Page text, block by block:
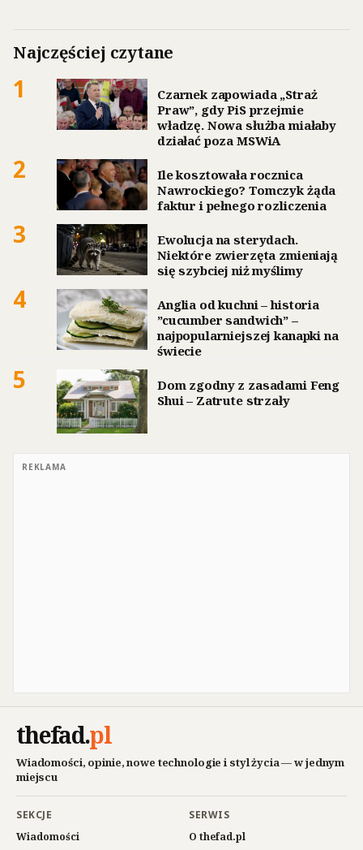
Najczęściej czytane
1
Czarnek zapowiada „Straż
Praw”, gdy PiS przejmie
władzę. Nowa służba miałaby
działać poza MSWiA
2
Ile kosztowała rocznica
Nawrockiego? Tomczyk żąda
faktur i pełnego rozliczenia
3
Ewolucja na sterydach.
Niektóre zwierzęta zmieniają
się szybciej niż myślimy
4
Anglia od kuchni – historia
”cucumber sandwich” –
najpopularniejszej kanapki na
świecie
5
Dom zgodny z zasadami Feng
Shui – Zatrute strzały
REKLAMA
thefad.pl
Wiadomości, opinie, nowe technologie i styl życia — w jednym
miejscu
SEKCJE
Wiadomości
SERWIS
O thefad.pl